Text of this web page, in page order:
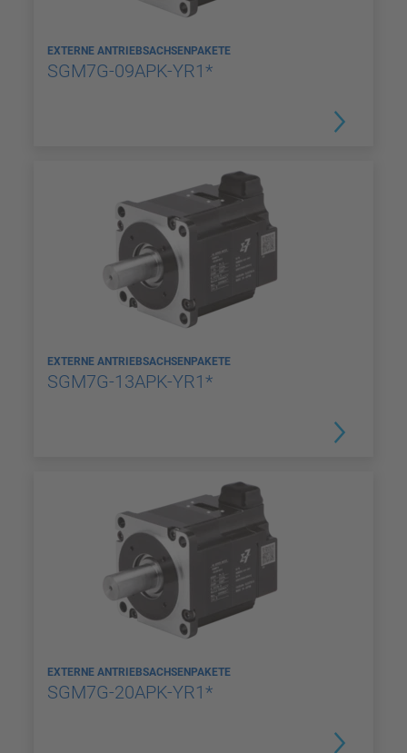
EXTERNE ANTRIEBSACHSENPAKETE
SGM7G-09APK-YR1*
EXTERNE ANTRIEBSACHSENPAKETE
SGM7G-13APK-YR1*
EXTERNE ANTRIEBSACHSENPAKETE
SGM7G-20APK-YR1*